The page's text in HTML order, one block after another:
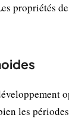
propriétés
les